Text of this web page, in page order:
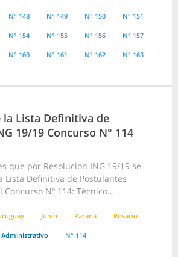
N° 148 N° 149 N° 150 N° 151
N° 154 N° 155 N° 156 N° 157
N° 160 N° 161 N° 162 N° 163
la Lista Definitiva de
19/19 Concurso N° 114
que por Resolución ING 19/19 se
Lista Definitiva de Postulantes
Nº 114: Técnico...
Junín Paraná Rosario
Administrativo N° 114